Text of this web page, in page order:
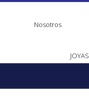
JOYAS
Nosotros